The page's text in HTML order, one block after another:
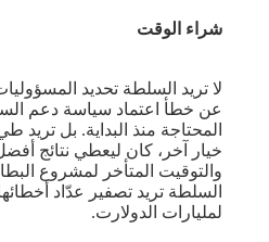
شراء الوقت
لا تريد السلطة تحديد
عن خطأ اعتماد سياسة دعم
المحتاجة منذ البداية. بل تريد
خيار آخر، كان ليعطي نتائج
والتوقيت المتأخر لمشروع
السلطة تريد تصفير عدّاد
لمليارات الدولارت.